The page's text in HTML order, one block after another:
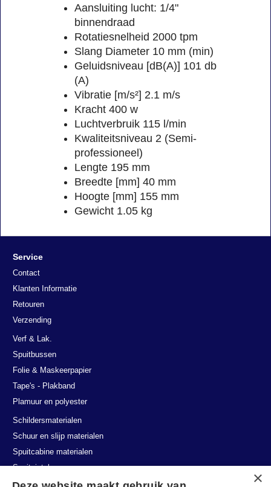
Aansluiting lucht: 1/4"
binnendraad
Rotatiesnelheid 2000 tpm
Slang Diameter 10 mm (min)
Geluidsniveau [dB(A)] 101 db
(A)
Vibratie [m/s²] 2.1 m/s
Kracht 400 w
Luchtverbruik 115 l/min
Kwaliteitsniveau 2 (Semi-
professioneel)
Lengte 195 mm
Breedte [mm] 40 mm
Hoogte [mm] 155 mm
Gewicht 1.05 kg
Service
Contact
Klanten Informatie
Retouren
Verzending
Verf & Lak.
Spuitbussen
Folie & Maskeerpapier
Tape's - Plakband
Plamuur en polyester
Schildersmaterialen
Schuur en slijp materialen
Spuitcabine materialen
Spuitpistolen